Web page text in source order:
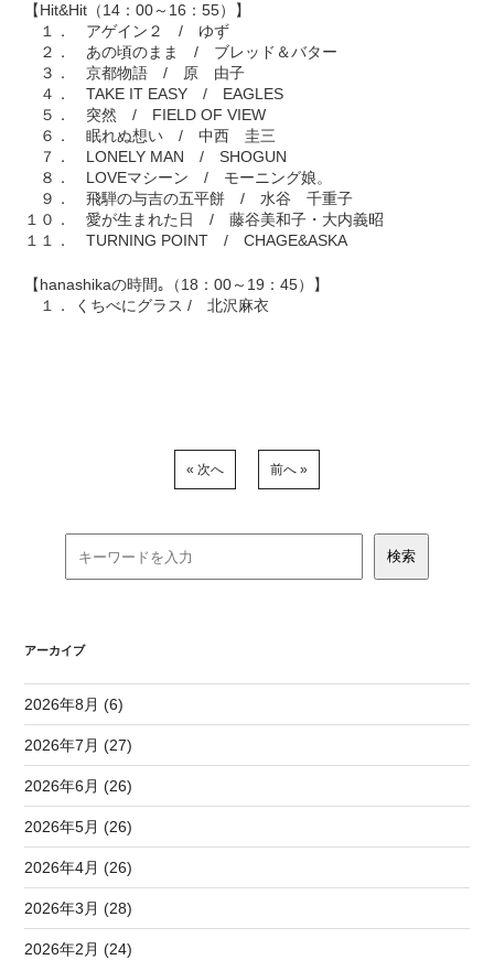
【Hit&Hit（14：00～16：55）】
１． アゲイン２ / ゆず
２． あの頃のまま / ブレッド＆バター
３． 京都物語 / 原 由子
４． TAKE IT EASY / EAGLES
５． 突然 / FIELD OF VIEW
６． 眠れぬ想い / 中西 圭三
７． LONELY MAN / SHOGUN
８． LOVEマシーン / モーニング娘。
９． 飛騨の与吉の五平餅 / 水谷 千重子
１０． 愛が生まれた日 / 藤谷美和子・大内義昭
１１． TURNING POINT / CHAGE&ASKA
【hanashikaの時間｡（18：00～19：45）】
１． くちべにグラス / 北沢麻衣
« 次へ 前へ »
アーカイブ
2026年8月 (6)
2026年7月 (27)
2026年6月 (26)
2026年5月 (26)
2026年4月 (26)
2026年3月 (28)
2026年2月 (24)